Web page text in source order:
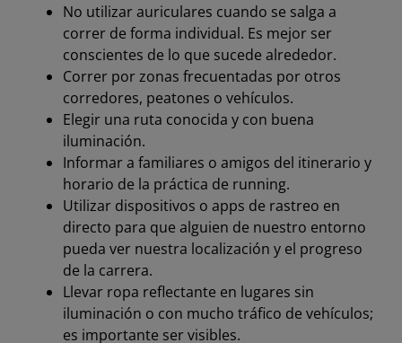
No utilizar auriculares cuando se salga a
correr de forma individual. Es mejor ser
conscientes de lo que sucede alrededor.
Correr por zonas frecuentadas por otros
corredores, peatones o vehículos.
Elegir una ruta conocida y con buena
iluminación.
Informar a familiares o amigos del itinerario y
horario de la práctica de running.
Utilizar dispositivos o apps de rastreo en
directo para que alguien de nuestro entorno
pueda ver nuestra localización y el progreso
de la carrera.
Llevar ropa reflectante en lugares sin
iluminación o con mucho tráfico de vehículos;
es importante ser visibles.